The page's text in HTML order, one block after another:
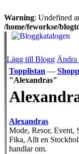
Warning: Undefined
/home/feworkse/
Lägg till Blogg
Topplistan —
"Alexandras"
Alexandras
Mode, Resor, Event,
Fika, Allt en
handlar om.